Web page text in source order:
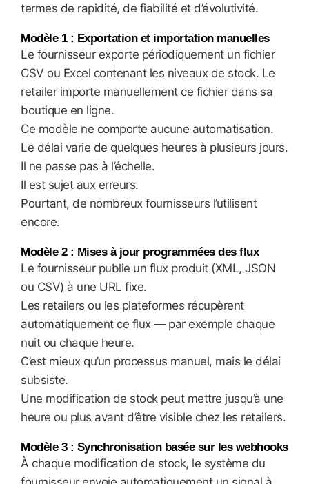
termes de rapidité, de fiabilité et d’évolutivité.
Modèle 1 : Exportation et importation manuelles
Le fournisseur exporte périodiquement un fichier
CSV ou Excel contenant les niveaux de stock. Le
retailer importe manuellement ce fichier dans sa
boutique en ligne.
Ce modèle ne comporte aucune automatisation.
Le délai varie de quelques heures à plusieurs jours.
Il ne passe pas à l’échelle.
Il est sujet aux erreurs.
Pourtant, de nombreux fournisseurs l’utilisent
encore.
Modèle 2 : Mises à jour programmées des flux
Le fournisseur publie un flux produit (XML, JSON
ou CSV) à une URL fixe.
Les retailers ou les plateformes récupèrent
automatiquement ce flux — par exemple chaque
nuit ou chaque heure.
C’est mieux qu’un processus manuel, mais le délai
subsiste.
Une modification de stock peut mettre jusqu’à une
heure ou plus avant d’être visible chez les retailers.
Modèle 3 : Synchronisation basée sur les webhooks
À chaque modification de stock, le système du